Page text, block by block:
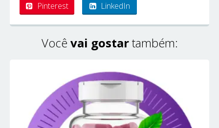
Pinterest LinkedIn
Você vai gostartambém: